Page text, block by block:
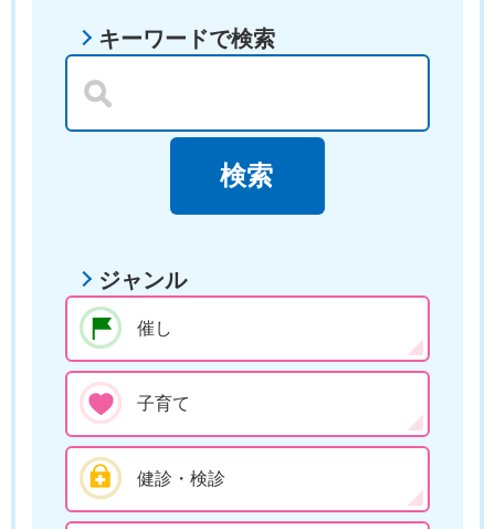
キーワードで検索
ジャンル
催し
子育て
健診・検診